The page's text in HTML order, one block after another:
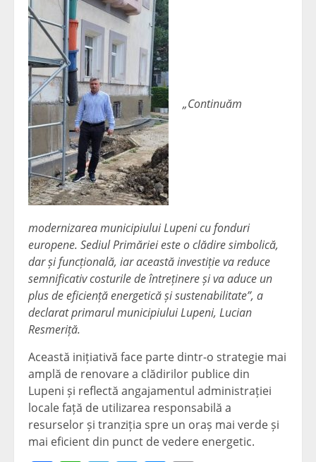
„Continuăm
modernizarea municipiului Lupeni cu fonduri
europene. Sediul Primăriei este o clădire simbolică,
dar și funcțională, iar această investiție va reduce
semnificativ costurile de întreținere și va aduce un
plus de eficiență energetică și sustenabilitate”, a
declarat primarul municipiului Lupeni, Lucian
Resmeriță.
Această inițiativă face parte dintr-o strategie mai
amplă de renovare a clădirilor publice din
Lupeni și reflectă angajamentul administrației
locale față de utilizarea responsabilă a
resurselor și tranziția spre un oraș mai verde și
mai eficient din punct de vedere energetic.